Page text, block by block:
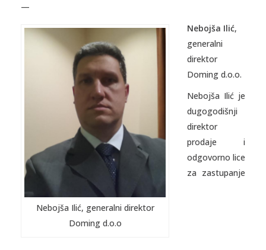
—
Nebojša Ilić, generalni direktor
Doming d.o.o
Nebojša Ilić,
generalni
direktor
Doming d.o.o.
Nebojša Ilić je
dugogodišnji
direktor
prodaje i
odgovorno lice
za zastupanje